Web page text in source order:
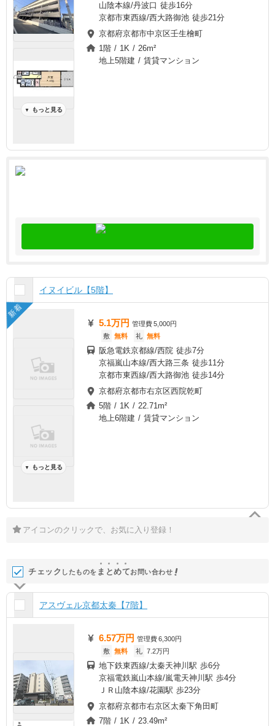
▼ もっと見る
山陰本線/丹波口 徒歩16分
京都市東西線/西大路御池 徒歩21分
京都府京都市中京区壬生檜町
1階 / 1K / 26m²
地上5階建 / 賃貸マンション
イヌイビル【5階】
新着
▼ もっと見る
5.1万円 管理費5,000円
敷 無料 礼 無料
阪急電鉄京都線/西院 徒歩7分
京福嵐山本線/西大路三条 徒歩11分
京都市東西線/西大路御池 徒歩14分
京都府京都市右京区西院乾町
5階 / 1K / 22.71m²
地上6階建 / 賃貸マンション
アイコンのクリックで、お気に入り登録！
チェック したものを ま とめてお問い合わせ
アスヴェル京都太秦【7階】
6.57万円 管理費6,300円
敷 無料 礼 7.2万円
地下鉄東西線/太秦天神川駅 歩6分
京福電鉄嵐山本線/嵐電天神川駅 歩4分
ＪＲ山陰本線/花園駅 歩23分
京都府京都市右京区太秦下角田町
7階 / 1K / 23.49m²